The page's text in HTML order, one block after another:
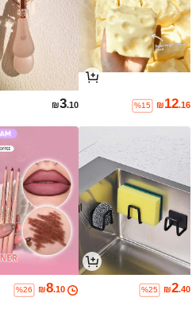
₪12.16
%15
₪3.10
₪2.40
%25
₪8.10
%26